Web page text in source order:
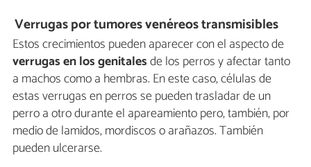
Verrugas por tumores venéreos transmisibles
Estos crecimientos pueden aparecer con el aspecto de
verrugas en los genitalesde los perros y afectar tanto
a machos como a hembras. En este caso, células de
estas verrugas en perros se pueden trasladar de un
perro a otro durante el apareamiento pero, también, por
medio de lamidos, mordiscos o arañazos. También
pueden ulcerarse.